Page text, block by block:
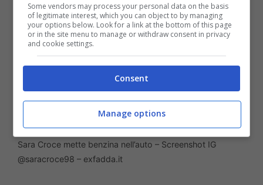
Sara Croce mette benzina nell’auto – Screenshot IG
@saracroce98 – exfadda.it
Some vendors may process your personal data on the basis
of legitimate interest, which you can object to by managing
your options below. Look for a link at the bottom of this page
or in the site menu to manage or withdraw consent in privacy
and cookie settings.
Consent
Manage options